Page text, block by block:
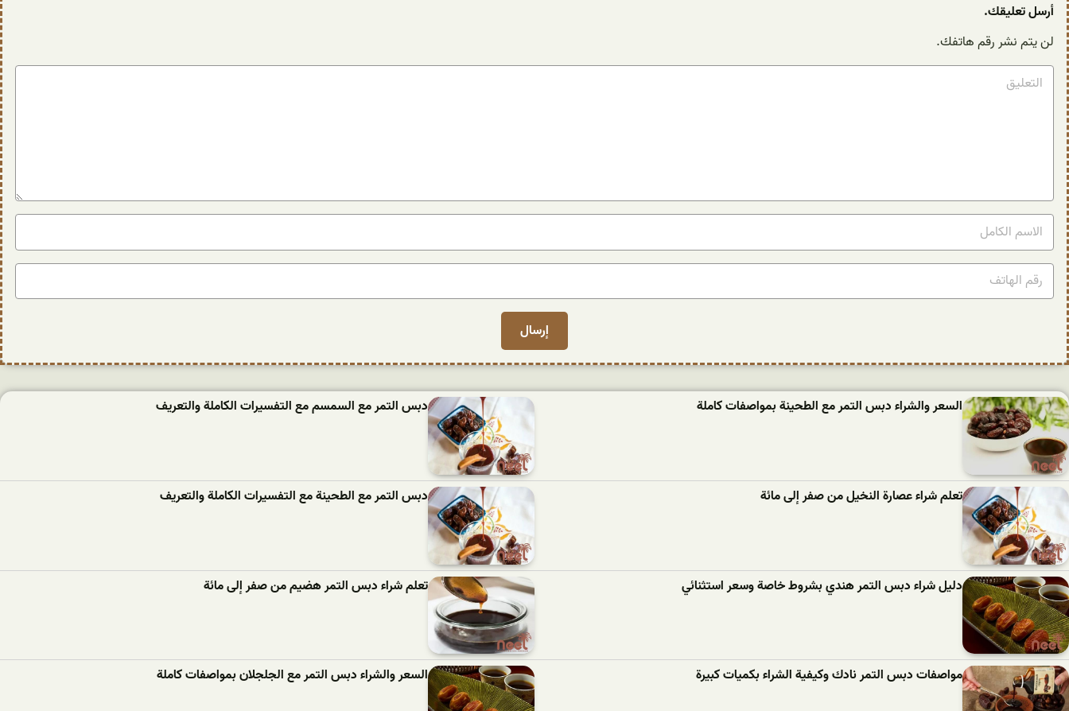
أرسل تعليقك.
لن يتم نشر رقم هاتفك.
السعر والشراء دبس التمر مع الطحينة بمواصفات كاملة دبس التمر مع السمسم مع التفسيرات الكاملة والتعريف
تعلم شراء عصارة النخيل من صفر إلى مائة دبس التمر مع الطحينة مع التفسيرات الكاملة والتعريف
دليل شراء دبس التمر هندي بشروط خاصة وسعر استثنائي تعلم شراء دبس التمر هضيم من صفر إلى مائة
مواصفات دبس التمر نادك وكيفية الشراء بكميات كبيرة السعر والشراء دبس التمر مع الجلجلان بمواصفات كاملة